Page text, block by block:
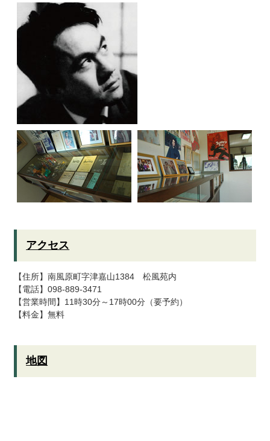
アクセス
【住所】南風原町字津嘉山1384 松風苑内
【電話】098-889-3471
【営業時間】11時30分～17時00分（要予約）
【料金】無料
地図